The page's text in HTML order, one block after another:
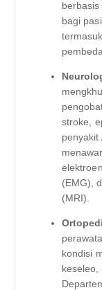
bagi
stroke,
penyakit
(EMG),
(MRI).
kondisi
keseleo,